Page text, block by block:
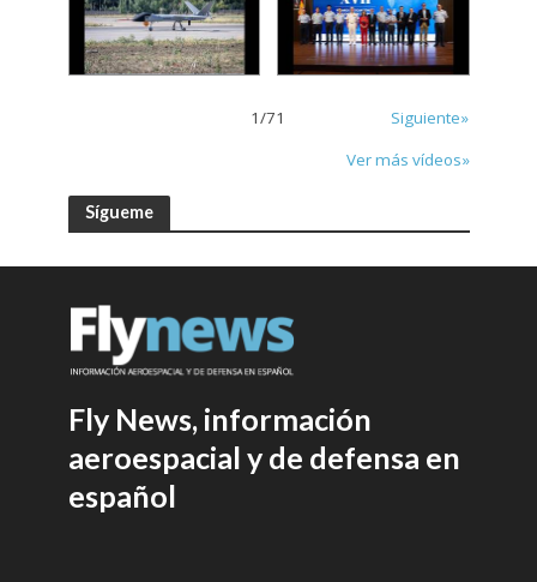
1/71
Siguiente»
Ver más vídeos»
Sígueme
Fly News, información
aeroespacial y de defensa en
español